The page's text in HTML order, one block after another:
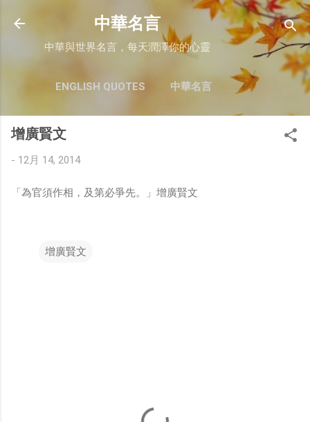
跳至主要內容
中華名言
中華與世界名言，每天潤澤你的心靈
ENGLISH QUOTES 中華名言
增廣賢文
- 12月 14, 2014
「為官須作相，及第必爭先。」增廣賢文
增廣賢文